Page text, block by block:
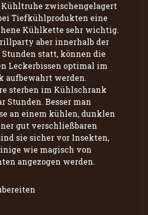
zwischengelagert
Tiefkühlprodukten eine
Kühlkette sehr wichtig.
aber innerhalb der
Stunden statt, können die
Leckerbissen optimal im
aufbewahrt werden.
sterben im Kühlschrank
Stunden. Besser man
an einem kühlen, dunklen
gut verschließbaren
sie sicher vor Insekten,
wie magisch von
angezogen werden.